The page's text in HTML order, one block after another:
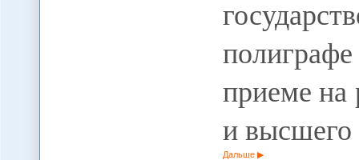
приеме на
и
Дальше